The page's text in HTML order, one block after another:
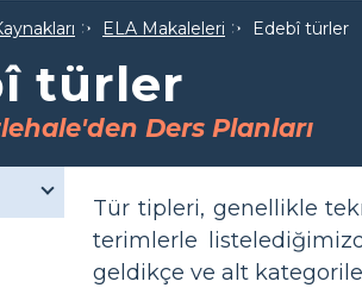
ELA Makaleleri Edebî türler
türler
Ders Planları
Tür tipleri, genellikle
terimlerle
geldikçe ve alt